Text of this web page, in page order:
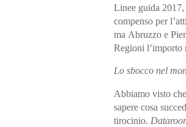
Linee guida 2017,
compenso per
ma Abruzzo e
Regioni l’importo
Lo sbocco nel
Abbiamo visto
sapere cosa
tirocinio.